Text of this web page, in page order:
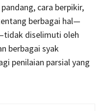
cara berpikir,
berbagai hal—
diselimuti oleh
berbagai syak
penilaian parsial yang